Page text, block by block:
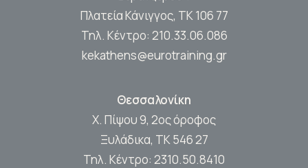
Πλατεία Κάνιγγος, ΤΚ 106 77
Τηλ. Κέντρο: 210.33.06.086
kekathens@eurotraining.gr
Θεσσαλονίκη
Χ. Πίψου 9, 2ος όροφος
Ξυλάδικα, ΤΚ 546 27
Τηλ. Κέντρο: 2310.50.8410